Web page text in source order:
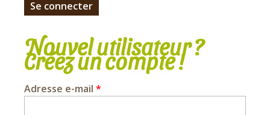
Nouvel utilisateur ?
Créez un compte !
Adresse e-mail *